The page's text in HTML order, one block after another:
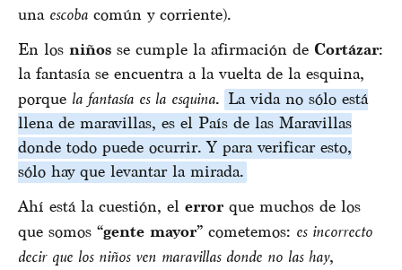
una escoba común y corriente).
En los niños se cumple la afirmación de Cortázar:
la fantasía se encuentra a la vuelta de la esquina,
porque la fantasía es la esquina. La vida no sólo está
llena de maravillas, es el País de las Maravillas
donde todo puede ocurrir. Y para verificar esto,
sólo hay que levantar la mirada.
Ahí está la cuestión, el error que muchos de los
que somos “gente mayor” cometemos: es incorrecto
decir que los niños ven maravillas donde no las hay,